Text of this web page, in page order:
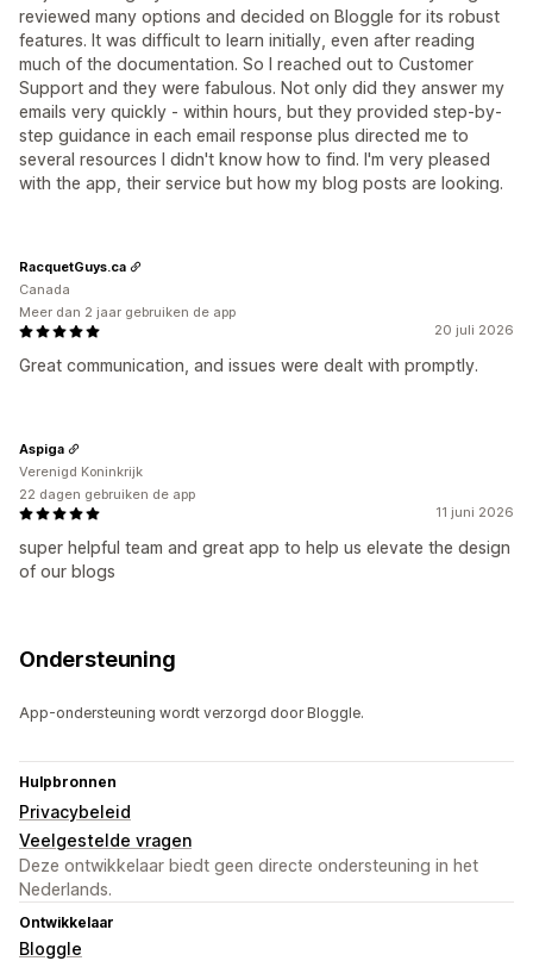
reviewed many options and decided on Bloggle for its robust
features. It was difficult to learn initially, even after reading
much of the documentation. So I reached out to Customer
Support and they were fabulous. Not only did they answer my
emails very quickly - within hours, but they provided step-by-
step guidance in each email response plus directed me to
several resources I didn't know how to find. I'm very pleased
with the app, their service but how my blog posts are looking.
20 juli 2026
Great communication, and issues were dealt with promptly.
RacquetGuys.ca
Canada
Meer dan 2 jaar gebruiken de app
11 juni 2026
super helpful team and great app to help us elevate the design
of our blogs
Aspiga
Verenigd Koninkrijk
22 dagen gebruiken de app
Ondersteuning
App-ondersteuning wordt verzorgd door Bloggle.
Hulpbronnen
Privacybeleid
Veelgestelde vragen
Deze ontwikkelaar biedt geen directe ondersteuning in het
Nederlands.
Ontwikkelaar
Bloggle